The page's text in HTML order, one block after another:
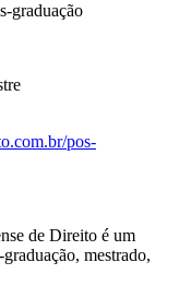
graduação
pos-
de Direito é um
mestrado,